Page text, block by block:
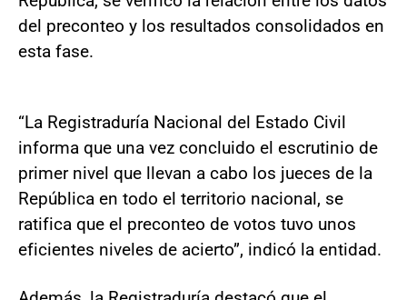
del preconteo y los resultados consolidados en
esta fase.
“La Registraduría Nacional del Estado Civil
informa que una vez concluido el escrutinio de
primer nivel que llevan a cabo los jueces de la
República en todo el territorio nacional, se
ratifica que el preconteo de votos tuvo unos
eficientes niveles de acierto”, indicó la entidad.